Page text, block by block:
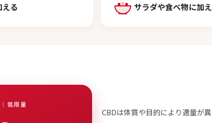
る サラダや食べ物に加
低用量
CBDは体質や目的により適量が異